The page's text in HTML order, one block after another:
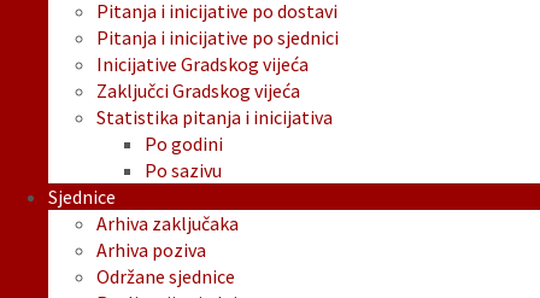
Pitanja i inicijative po dostavi
Pitanja i inicijative po sjednici
Inicijative Gradskog vijeća
Zaključci Gradskog vijeća
Statistika pitanja i inicijativa
Po godini
Po sazivu
Sjednice
Arhiva zaključaka
Arhiva poziva
Održane sjednice